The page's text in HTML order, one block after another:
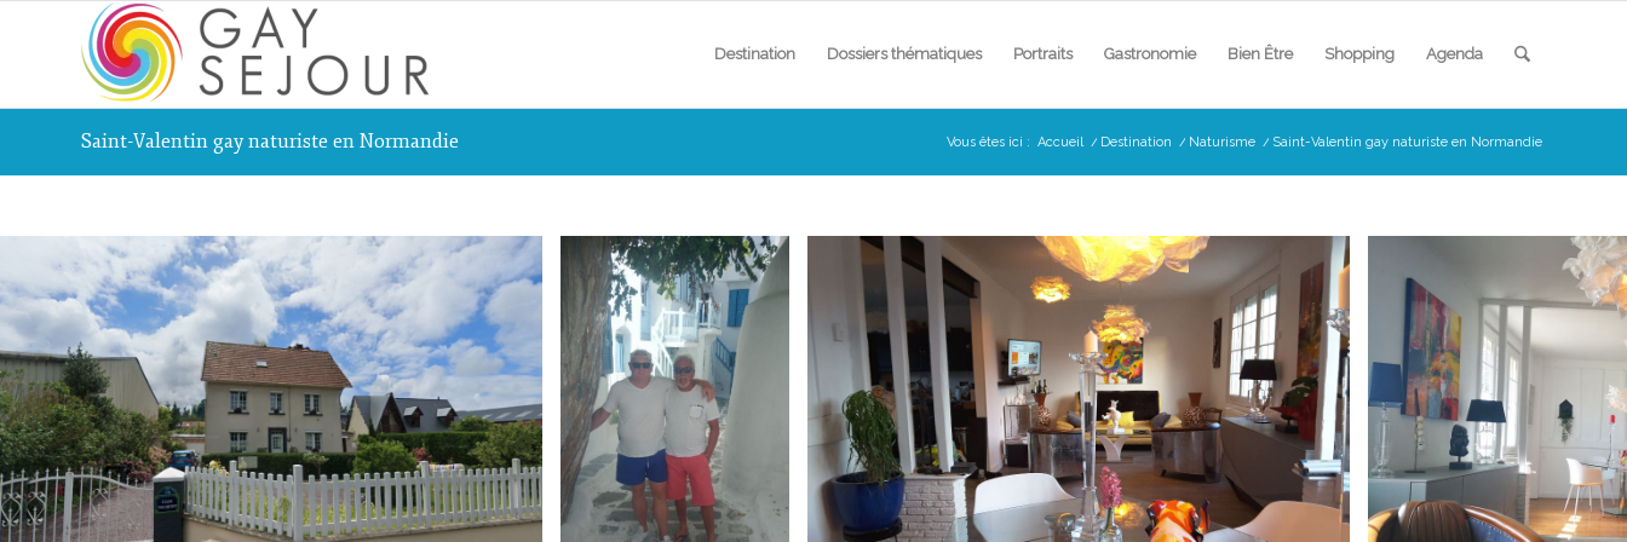
Destination Dossiers thématiques Portraits Gastronomie Bien Être Shopping Agenda
Saint-Valentin gay naturiste en Normandie Vous êtes ici : Accueil / Destination / Naturisme / Saint-Valentin gay naturiste en Normandie